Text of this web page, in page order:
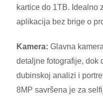
kartice do 1TB. Idealno
aplikacija bez brige o
Kamera: Glavna
detaljne fotografije, dok
dubinskoj analizi i
8MP savršena je za